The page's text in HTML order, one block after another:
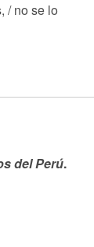
/ no se lo
del Perú.